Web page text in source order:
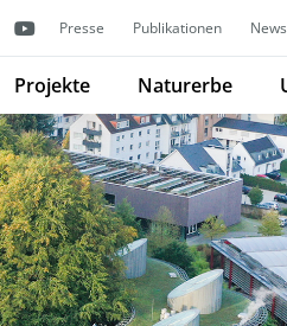
Presse Publikationen
Projekte Naturerbe